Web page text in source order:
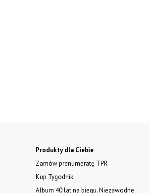
Produkty dla Ciebie
Zamów prenumeratę TPR
Kup Tygodnik
Album 40 lat na biegu. Niezawodne